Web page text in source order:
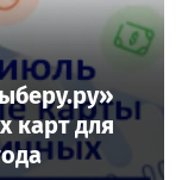
карт для